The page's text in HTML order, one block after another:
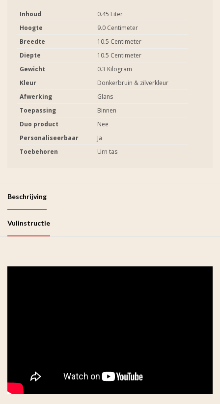
Inhoud
0.45 Liter
Hoogte
9.0 Centimeter
Breedte
10.5 Centimeter
Diepte
10.5 Centimeter
Gewicht
0.3 Kilogram
Kleur
Donkerbruin & zilverkleur
Afwerking
Glans
Toepassing
Binnen
Duo product
Nee
Personaliseerbaar
Ja
Toebehoren
Urn tas
Beschrijving
Vulinstructie